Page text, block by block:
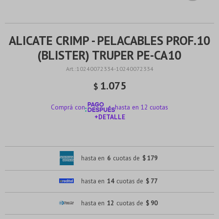
ALICATE CRIMP - PELACABLES PROF.10
(BLISTER) TRUPER PE-CA10
10240072334-10240072334
$ 1.075
Comprá con
hasta en 12 cuotas
+DETALLE
hasta en 6 cuotas de $ 179
hasta en 14 cuotas de $ 77
hasta en 12 cuotas de $ 90